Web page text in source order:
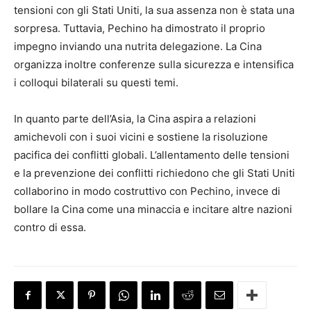
tensioni con gli Stati Uniti, la sua assenza non è stata una
sorpresa. Tuttavia, Pechino ha dimostrato il proprio
impegno inviando una nutrita delegazione. La Cina
organizza inoltre conferenze sulla sicurezza e intensifica
i colloqui bilaterali su questi temi.
In quanto parte dell’Asia, la Cina aspira a relazioni
amichevoli con i suoi vicini e sostiene la risoluzione
pacifica dei conflitti globali. L’allentamento delle tensioni
e la prevenzione dei conflitti richiedono che gli Stati Uniti
collaborino in modo costruttivo con Pechino, invece di
bollare la Cina come una minaccia e incitare altre nazioni
contro di essa.